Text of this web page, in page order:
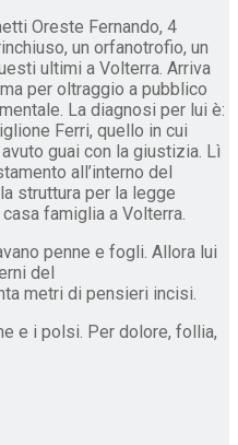
Oreste Fernando, 4
un orfanotrofio, un
ultimi a Volterra. Arriva
per oltraggio a pubblico
La diagnosi per lui è:
Ferri, quello in cui
guai con la giustizia. Lì
all’interno del
struttura per la legge
famiglia a Volterra.
penne e fogli. Allora lui
del
metri di pensieri incisi.
e i polsi. Per dolore, follia,